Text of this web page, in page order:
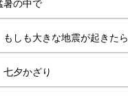
の中で
しも大きな地震が起きたら
夕かざり